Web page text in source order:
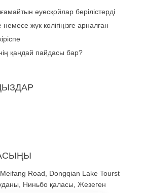
әуесқойлар берілістерді
тартпасы жүйесіне сенеді?
жүк көлігіңізге арналған
керек?
қандай пайдасы бар?
Road, Dongqian Lake Tourst
Ниньбо қаласы, Жезеген